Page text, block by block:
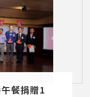
餐捐贈1